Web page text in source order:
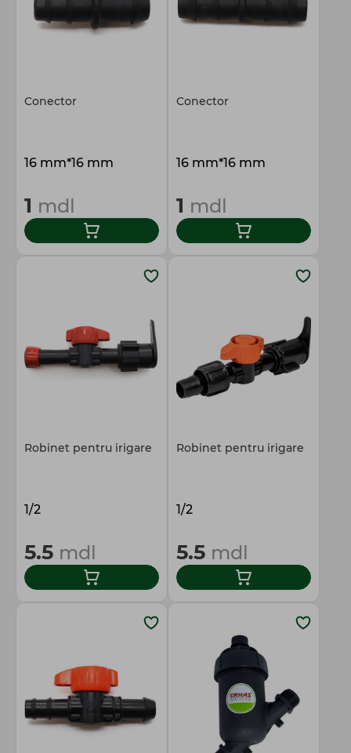
Conector
16 mm*16 mm
1 mdl
Conector
16 mm*16 mm
1 mdl
Robinet pentru irigare
1/2
5.5 mdl
Robinet pentru irigare
1/2
5.5 mdl